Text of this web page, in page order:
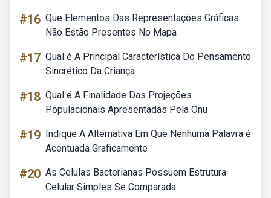
#16 Que Elementos Das Representações Gráficas
Não Estão Presentes No Mapa
#17 Qual é A Principal Característica Do Pensamento
Sincrético Da Criança
#18 Qual é A Finalidade Das Projeções
Populacionais Apresentadas Pela Onu
#19 Indique A Alternativa Em Que Nenhuma Palavra é
Acentuada Graficamente
#20 As Celulas Bacterianas Possuem Estrutura
Celular Simples Se Comparada